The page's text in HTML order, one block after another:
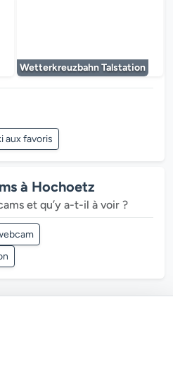
Wetterkreuzbahn Talstation
aux favoris
à Hochoetz
et qu’y a-t-il à voir ?